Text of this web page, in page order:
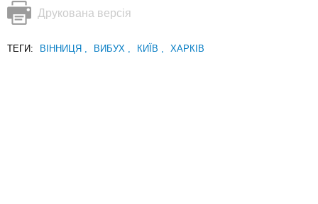
Друкована версія
ТЕГИ: ВІННИЦЯ ВИБУХ КИЇВ ХАРКІВ